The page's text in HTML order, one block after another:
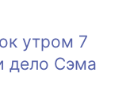
утром 7
дело Сэма